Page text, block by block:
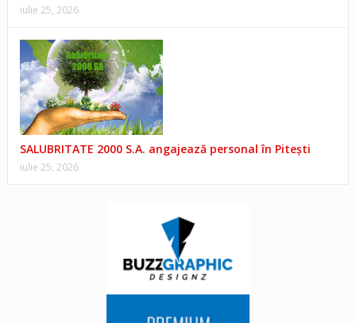
iulie 25, 2026
SALUBRITATE 2000 S.A. angajează personal în Pitești
iulie 25, 2026